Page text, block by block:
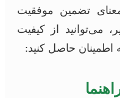
تضمین موفقیت
می‌توانید از کیفیت
اطمینان حاصل کنید: